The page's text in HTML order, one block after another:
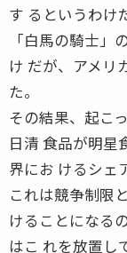
す るというわけ
「白馬の騎士」
け だが、アメリ
た。
その結果、起こ
日清 食品が明星
界にお けるシェ
これは競争制限
けることになる
はこ れを放置し